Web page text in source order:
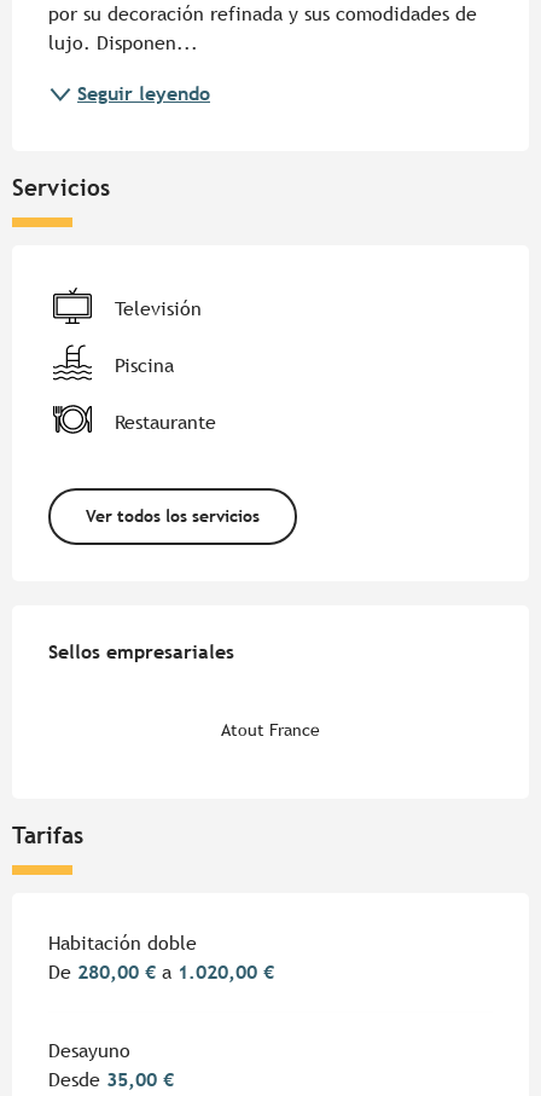
por su decoración refinada y sus comodidades de
lujo. Disponen...
Seguir leyendo
Servicios
Televisión
Piscina
Restaurante
Ver todos los servicios
Sellos empresariales
Sellos empresariales
Atout France
Tarifas
Tarifas 2026
Habitación doble
De 280,00 € a 1.020,00 €
Desayuno
Desde 35,00 €